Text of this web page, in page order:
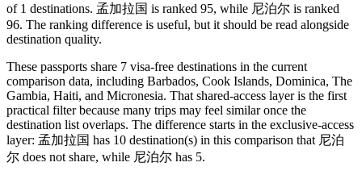
of 1 destinations. 孟加拉国 is ranked 95, while 尼泊尔 is ranked
96. The ranking difference is useful, but it should be read alongside
destination quality.
These passports share 7 visa-free destinations in the current
comparison data, including Barbados, Cook Islands, Dominica, The
Gambia, Haiti, and Micronesia. That shared-access layer is the first
practical filter because many trips may feel similar once the
destination list overlaps. The difference starts in the exclusive-access
layer: 孟加拉国 has 10 destination(s) in this comparison that 尼泊
尔 does not share, while 尼泊尔 has 5.